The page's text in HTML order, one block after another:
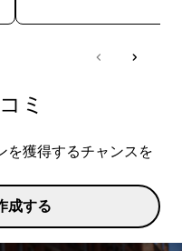
ミ
を獲得するチャンスを
成する